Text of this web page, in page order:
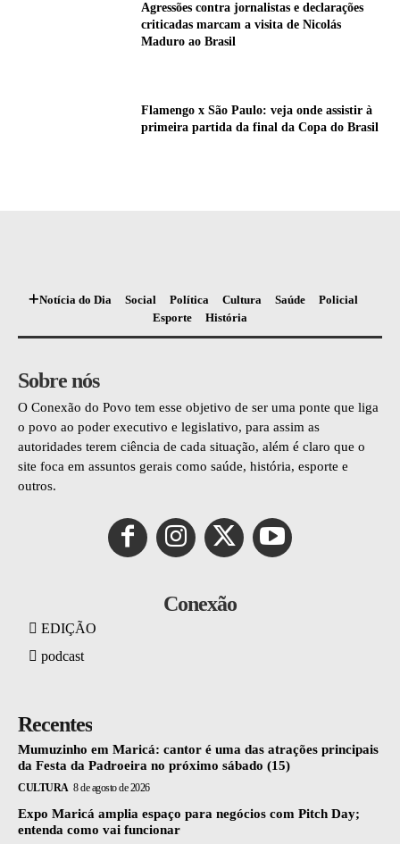
Agressões contra jornalistas e declarações
criticadas marcam a visita de Nicolás
Maduro ao Brasil
Flamengo x São Paulo: veja onde assistir à
primeira partida da final da Copa do Brasil
Notícia do Dia Social Política Cultura Saúde
Policial
Esporte
História
Sobre nós
O Conexão do Povo tem esse objetivo de ser uma ponte que liga
o povo ao poder executivo e legislativo, para assim as
autoridades terem ciência de cada situação, além é claro que o
site foca em assuntos gerais como saúde, história, esporte e
outros.
Conexão
EDIÇÃO
podcast
Recentes
Mumuzinho em Maricá: cantor é uma das atrações principais
da Festa da Padroeira no próximo sábado (15)
CULTURA 8 de agosto de 2026
Expo Maricá amplia espaço para negócios com Pitch Day;
entenda como vai funcionar